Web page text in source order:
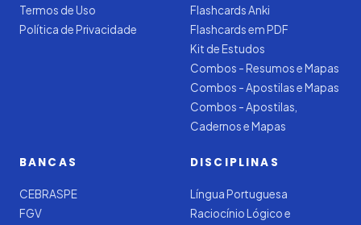
Termos de Uso
Política de Privacidade
Flashcards Anki
Flashcards em PDF
Kit de Estudos
Combos - Resumos e Mapas
Combos - Apostilas e Mapas
Combos - Apostilas,
Cadernos e Mapas
BANCAS
CEBRASPE
FGV
DISCIPLINAS
Língua Portuguesa
Raciocínio Lógico e